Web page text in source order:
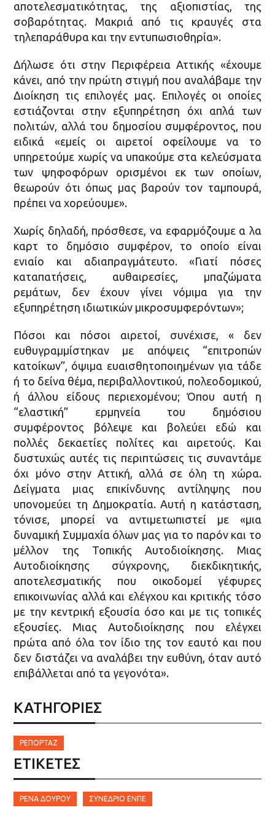
αποτελεσματικότητας, της αξιοπιστίας, της
σοβαρότητας. Μακριά από τις κραυγές στα
τηλεπαράθυρα και την εντυπωσιοθηρία».
Δήλωσε ότι στην Περιφέρεια Αττικής «έχουμε
κάνει, από την πρώτη στιγμή που αναλάβαμε την
Διοίκηση τις επιλογές μας. Επιλογές οι οποίες
εστιάζονται στην εξυπηρέτηση όχι απλά των
πολιτών, αλλά του δημοσίου συμφέροντος, που
ειδικά «εμείς οι αιρετοί οφείλουμε να το
υπηρετούμε χωρίς να υπακούμε στα κελεύσματα
των ψηφοφόρων ορισμένοι εκ των οποίων,
θεωρούν ότι όπως μας βαρούν τον ταμπουρά,
πρέπει να χορεύουμε».
Χωρίς δηλαδή, πρόσθεσε, να εφαρμόζουμε α λα
καρτ το δημόσιο συμφέρον, το οποίο είναι
ενιαίο και αδιαπραγμάτευτο. «Γιατί πόσες
καταπατήσεις, αυθαιρεσίες, μπαζώματα
ρεμάτων, δεν έχουν γίνει νόμιμα για την
εξυπηρέτηση ιδιωτικών μικροσυμφερόντων»;
Πόσοι και πόσοι αιρετοί, συνέχισε, « δεν
ευθυγραμμίστηκαν με απόψεις “επιτροπών
κατοίκων”, όψιμα ευαισθητοποιημένων για τάδε
ή το δείνα θέμα, περιβαλλοντικού, πολεοδομικού,
ή άλλου είδους περιεχομένου; Όπου αυτή η
“ελαστική” ερμηνεία του δημόσιου
συμφέροντος βόλεψε και βολεύει εδώ και
πολλές δεκαετίες πολίτες και αιρετούς. Και
δυστυχώς αυτές τις περιπτώσεις τις συναντάμε
όχι μόνο στην Αττική, αλλά σε όλη τη χώρα.
Δείγματα μιας επικίνδυνης αντίληψης που
υπονομεύει τη Δημοκρατία. Αυτή η κατάσταση,
τόνισε, μπορεί να αντιμετωπιστεί με «μια
δυναμική Συμμαχία όλων μας για το παρόν και το
μέλλον της Τοπικής Αυτοδιοίκησης. Μιας
Αυτοδιοίκησης σύγχρονης, διεκδικητικής,
αποτελεσματικής που οικοδομεί γέφυρες
επικοινωνίας αλλά και ελέγχου και κριτικής τόσο
με την κεντρική εξουσία όσο και με τις τοπικές
εξουσίες. Μιας Αυτοδιοίκησης που ελέγχει
πρώτα από όλα τον ίδιο της τον εαυτό και που
δεν διστάζει να αναλάβει την ευθύνη, όταν αυτό
επιβάλλεται από τα γεγονότα».
ΚΑΤΗΓΟΡΙΕΣ
ΡΕΠΟΡΤΆΖ
ΕΤΙΚΈΤΕΣ
ΡΈΝΑ ΔΟΎΡΟΥ ΣΥΝΈΔΡΙΟ ΕΝΠΕ